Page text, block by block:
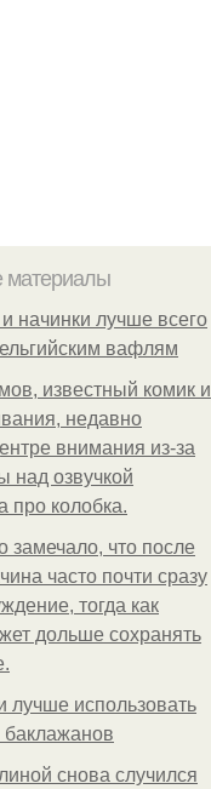
материалы
начинки лучше всего
вафлям
известный комик и
недавно
внимания из-за
над озвучкой
про колобка.
замечало, что после
часто почти сразу
тогда как
дольше сохранять
лучше использовать
снова случился